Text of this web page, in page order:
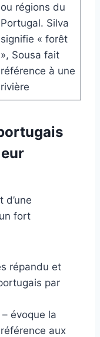
ou régions du
Portugal. Silva
signifie « forêt
», Sousa fait
référence à une
rivière
fort
répandu et
par
évoque la
aux